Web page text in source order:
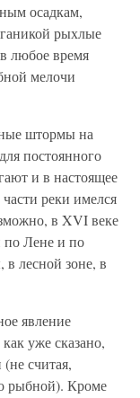
осадкам,
рыхлые
любое время
мелочи
штормы на
постоянного
и в настоящее
реки имелся
в XVI веке
по Лене и по
лесной зоне, в
явление
уже сказано,
считая,
рыбной). Кроме